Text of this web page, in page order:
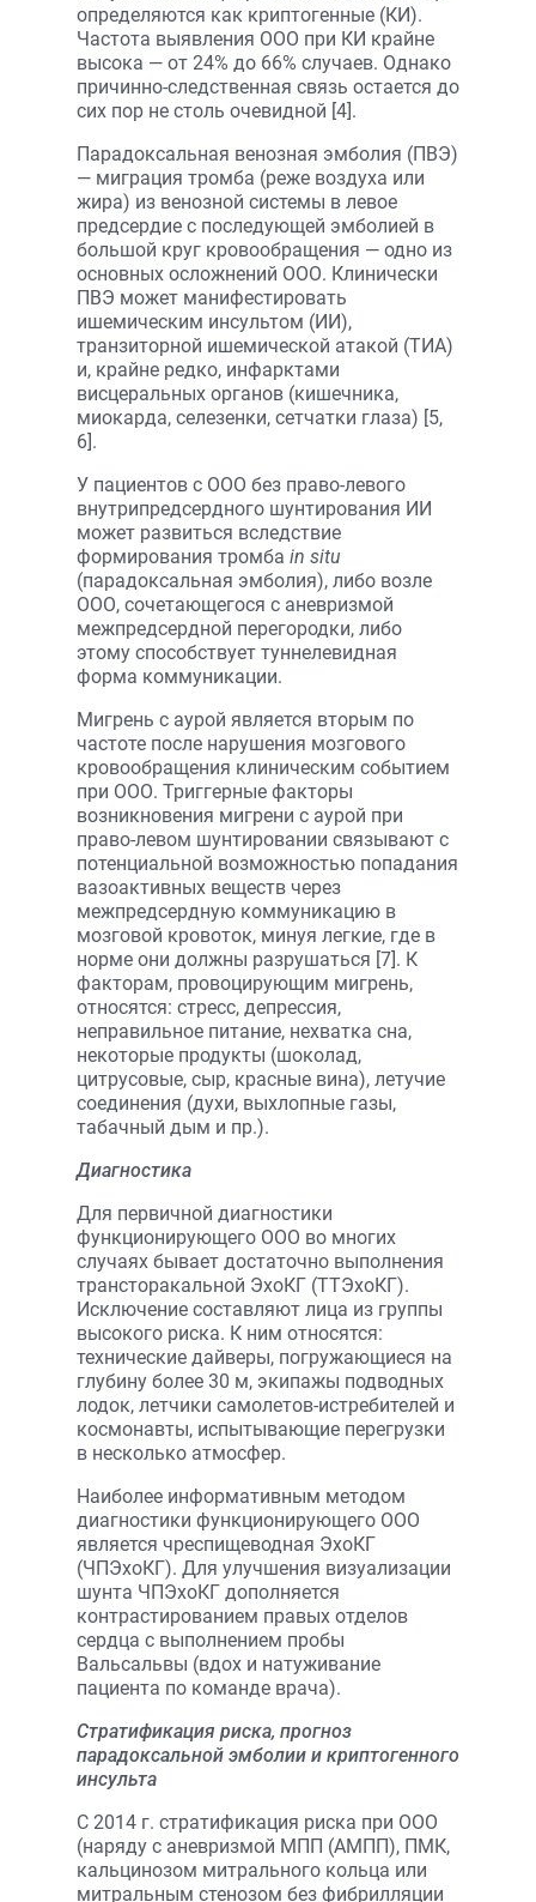
определяются как криптогенные (КИ).
Частота выявления ООО при КИ крайне
высока — от 24% до 66% случаев. Однако
причинно-следственная связь остается до
сих пор не столь очевидной [4].
Парадоксальная венозная эмболия (ПВЭ)
— миграция тромба (реже воздуха или
жира) из венозной системы в левое
предсердие с последующей эмболией в
большой круг кровообращения — одно из
основных осложнений ООО. Клинически
ПВЭ может манифестировать
ишемическим инсультом (ИИ),
транзиторной ишемической атакой (ТИА)
и, крайне редко, инфарктами
висцеральных органов (кишечника,
миокарда, селезенки, сетчатки глаза) [5,
6].
У пациентов с ООО без право-левого
внутрипредсердного шунтирования ИИ
может развиться вследствие
формирования тромба in situ
(парадоксальная эмболия), либо возле
ООО, сочетающегося с аневризмой
межпредсердной перегородки, либо
этому способствует туннелевидная
форма коммуникации.
Мигрень с аурой является вторым по
частоте после нарушения мозгового
кровообращения клиническим событием
при ООО. Триггерные факторы
возникновения мигрени с аурой при
право-левом шунтировании связывают с
потенциальной возможностью попадания
вазоактивных веществ через
межпредсердную коммуникацию в
мозговой кровоток, минуя легкие, где в
норме они должны разрушаться [7]. К
факторам, провоцирующим мигрень,
относятся: стресс, депрессия,
неправильное питание, нехватка сна,
некоторые продукты (шоколад,
цитрусовые, сыр, красные вина), летучие
соединения (духи, выхлопные газы,
табачный дым и пр.).
Диагностика
Для первичной диагностики
функционирующего ООО во многих
случаях бывает достаточно выполнения
трансторакальной ЭхоКГ (ТТЭхоКГ).
Исключение составляют лица из группы
высокого риска. К ним относятся:
технические дайверы, погружающиеся на
глубину более 30 м, экипажы подводных
лодок, летчики самолетов-истребителей и
космонавты, испытывающие перегрузки
в несколько атмосфер.
Наиболее информативным методом
диагностики функционирующего ООО
является чреспищеводная ЭхоКГ
(ЧПЭхоКГ). Для улучшения визуализации
шунта ЧПЭхоКГ дополняется
контрастированием правых отделов
сердца с выполнением пробы
Вальсальвы (вдох и натуживание
пациента по команде врача).
Стратификация риска, прогноз
парадоксальной эмболии и криптогенного
инсульта
С 2014 г. стратификация риска при ООО
(наряду с аневризмой МПП (АМПП), ПМК,
кальцинозом митрального кольца или
митральным стенозом без фибрилляции